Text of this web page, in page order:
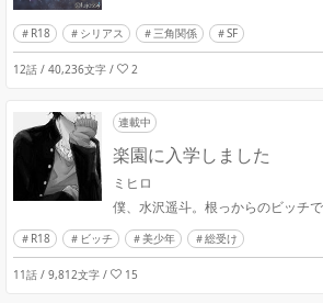
R18 シリアス 三角関係 SF
12話 / 40,236文字 / 2
連載中
楽園に入学しました
ミヒロ
僕、水沢遥斗。根っからのビッチ
R18 ビッチ 美少年 総受け
11話 / 9,812文字 / 15